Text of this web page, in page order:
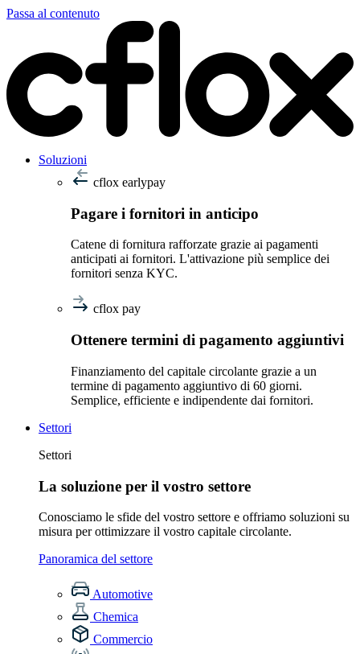
Passa al contenuto
Soluzioni
cflox earlypay
Pagare i fornitori in anticipo
Catene di fornitura rafforzate grazie ai pagamenti
anticipati ai fornitori. L'attivazione più semplice dei
fornitori senza KYC.
cflox pay
Ottenere termini di pagamento aggiuntivi
Finanziamento del capitale circolante grazie a un
termine di pagamento aggiuntivo di 60 giorni.
Semplice, efficiente e indipendente dai fornitori.
Settori
Settori
La soluzione per il vostro settore
Conosciamo le sfide del vostro settore e offriamo soluzioni su
misura per ottimizzare il vostro capitale circolante.
Panoramica del settore
Automotive
Chemica
Commercio